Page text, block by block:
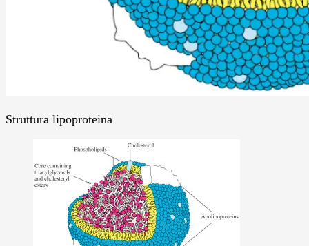
Struttura lipoproteina